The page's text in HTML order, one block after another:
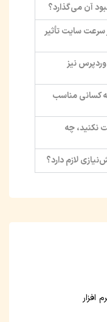
آن می‌گذارد؟
سرعت سایت تأثیر
نیز
کسانی مناسب
نکنید، چه
لازم دارد؟
افزار